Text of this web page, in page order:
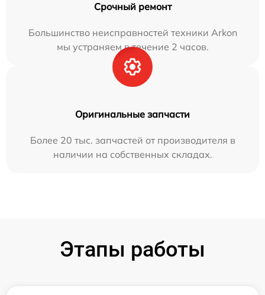
Срочный ремонт
Большинство неисправностей техники Arkon
мы устраняем в течение 2 часов.
Оригинальные запчасти
Более 20 тыс. запчастей от производителя в
наличии на собственных складах.
Этапы работы